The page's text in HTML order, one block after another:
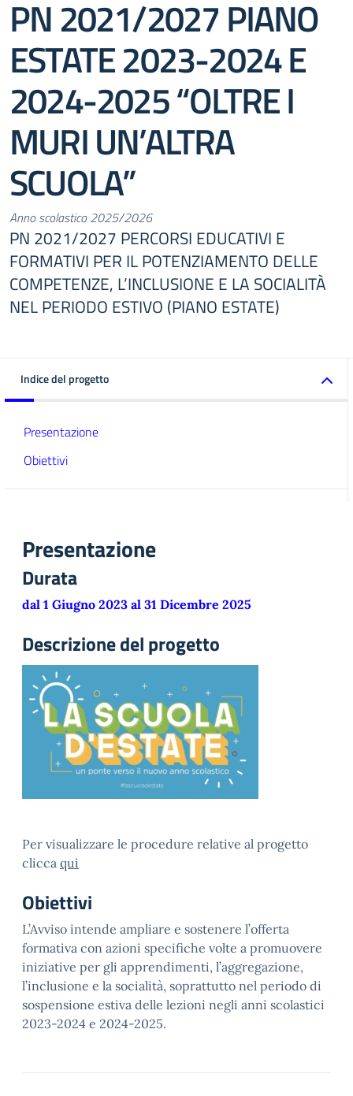
PN 2021/2027 PIANO
ESTATE 2023-2024 E
2024-2025 “OLTRE I
MURI UN’ALTRA
SCUOLA”
Anno scolastico 2025/2026
PN 2021/2027 PERCORSI EDUCATIVI E
FORMATIVI PER IL POTENZIAMENTO DELLE
COMPETENZE, L’INCLUSIONE E LA SOCIALITÀ
NEL PERIODO ESTIVO (PIANO ESTATE)
Indice del progetto
Presentazione
Obiettivi
Presentazione
Durata
dal 1 Giugno 2023 al 31 Dicembre 2025
Descrizione del progetto
Per visualizzare le procedure relative al progetto
clicca qui
Obiettivi
L’Avviso intende ampliare e sostenere l’offerta
formativa con azioni specifiche volte a promuovere
iniziative per gli apprendimenti, l’aggregazione,
l’inclusione e la socialità, soprattutto nel periodo di
sospensione estiva delle lezioni negli anni scolastici
2023-2024 e 2024-2025.